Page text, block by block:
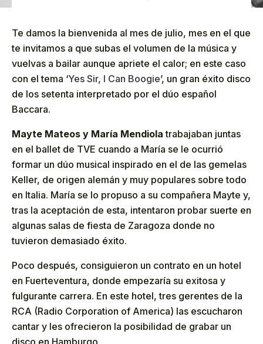
Te damos la bienvenida al mes de julio, mes en el que
te invitamos a que subas el volumen de la música y
vuelvas a bailar aunque apriete el calor; en este caso
con el tema ‘Yes Sir, I Can Boogie’, un gran éxito disco
de los setenta interpretado por el dúo español
Baccara.
Mayte Mateos y María Mendiola trabajaban juntas
en el ballet de TVE cuando a María se le ocurrió
formar un dúo musical inspirado en el de las gemelas
Keller, de origen alemán y muy populares sobre todo
en Italia. María se lo propuso a su compañera Mayte y,
tras la aceptación de esta, intentaron probar suerte en
algunas salas de fiesta de Zaragoza donde no
tuvieron demasiado éxito.
Poco después, consiguieron un contrato en un hotel
en Fuerteventura, donde empezaría su exitosa y
fulgurante carrera. En este hotel, tres gerentes de la
RCA (Radio Corporation of America) las escucharon
cantar y les ofrecieron la posibilidad de grabar un